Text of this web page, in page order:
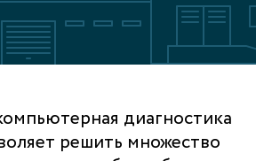
диагностика
решить множество